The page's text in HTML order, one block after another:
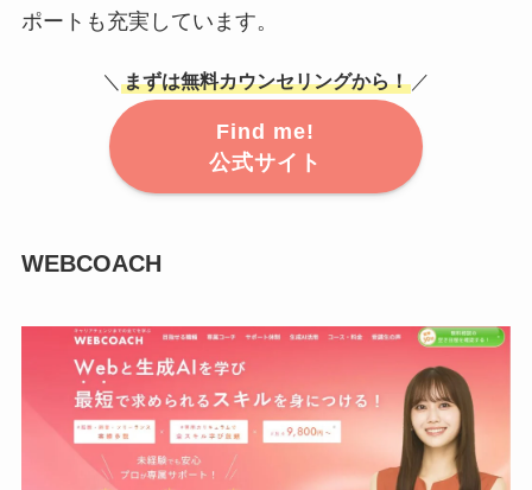
ポートも充実しています。
＼ まずは無料カウンセリングから！ ／
Find me!
公式サイト
WEBCOACH